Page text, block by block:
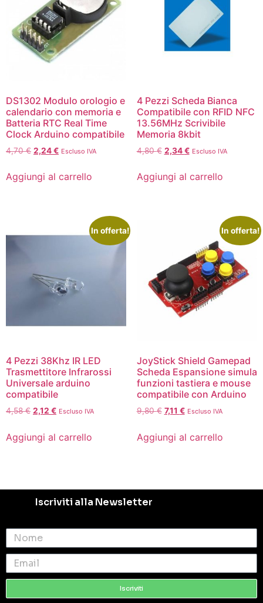
DS1302 Modulo orologio e
calendario con memoria e
Batteria RTC Real Time
Clock Arduino compatibile
4,70€ 2,24€ Escluso IVA
Aggiungi al carrello
4 Pezzi Scheda Bianca
Compatibile con RFID NFC
13.56MHz Scrivibile
Memoria 8kbit
4,80€ 2,34€ Escluso IVA
Aggiungi al carrello
In offerta!
4 Pezzi 38Khz IR LED
Trasmettitore Infrarossi
Universale arduino
compatibile
4,58€ 2,12 € Escluso IVA
Aggiungi al carrello
In offerta!
JoyStick Shield Gamepad
Scheda Espansione simula
funzioni tastiera e mouse
compatibile con Arduino
9,80€ 7,11 € Escluso IVA
Aggiungi al carrello
Iscriviti alla Newsletter
Iscriviti